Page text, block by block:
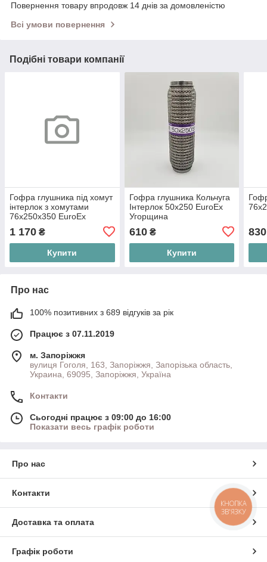
Повернення товару впродовж 14 днів за домовленістю
Всі умови повернення
Подібні товари компанії
Гофра глушника під хомут
інтерлок з хомутами
76x250x350 EuroEx
1 170 ₴
Купити
Гофра глушника Кольчуга
Інтерлок 50х250 EuroEx
Угорщина
610₴
Купити
830
Про нас
100% позитивних з 689 відгуків за рік
Працює з 07.11.2019
м. Запоріжжя
вулиця Гоголя, 163, Запоріжжя, Запорізька область,
Украина, 69095, Запоріжжя, Україна
Контакти
Сьогодні працює з 09:00 до 16:00
Показати весь графік роботи
Про нас
Контакти
Доставка та оплата
Графік роботи
КНОПКА
ЗВ'ЯЗКУ